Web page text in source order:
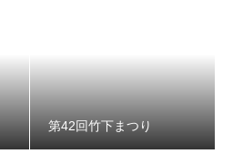
第42回竹下まつり